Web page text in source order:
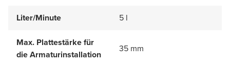
Liter/Minute 5 l
Max. Plattestärke für
die Armaturinstallation
35 mm